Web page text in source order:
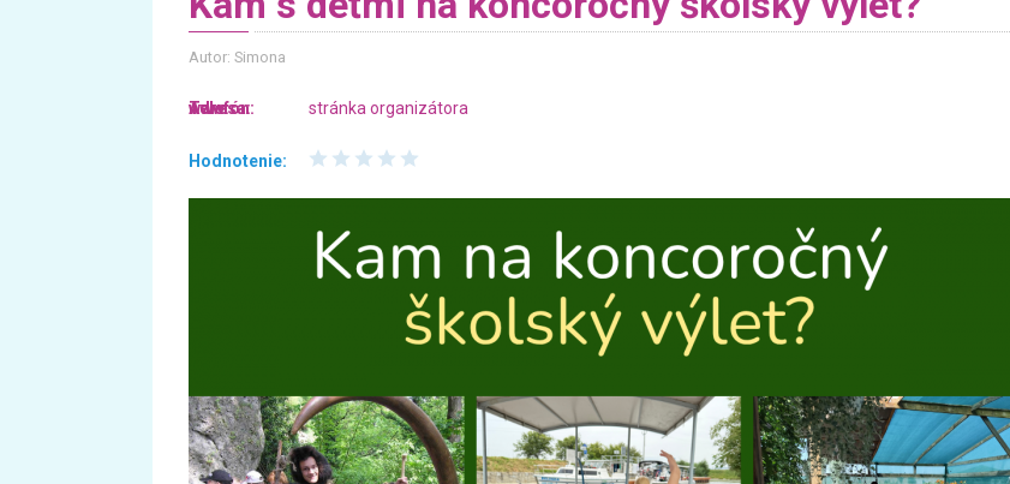
Autor: Simona
Adresa:
Telefón:
www: stránka organizátora
Hodnotenie: